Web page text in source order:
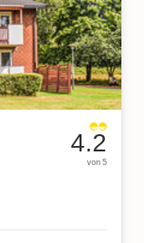
4.2
von 5